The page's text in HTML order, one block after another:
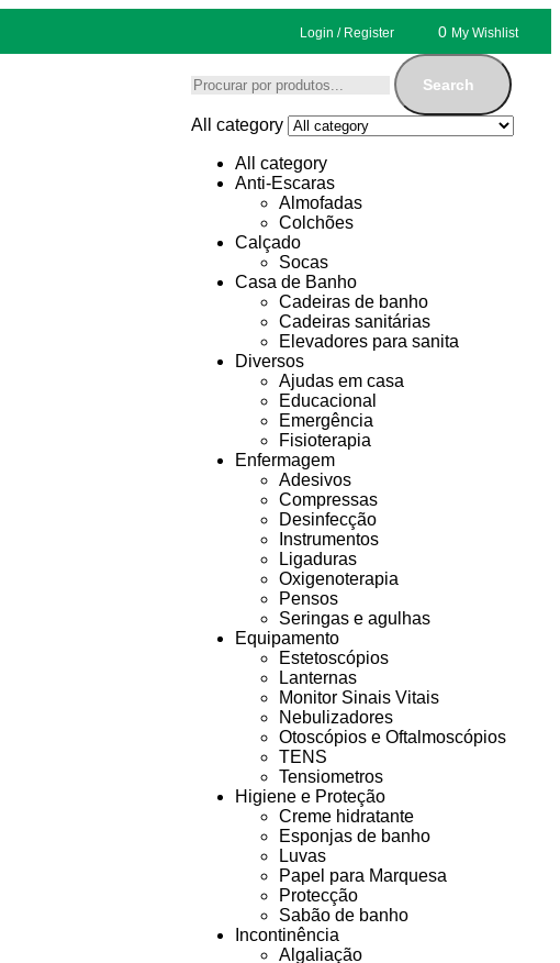
Login / Register 0 My Wishlist
Search
All category
All category
Anti-Escaras
Almofadas
Colchões
Calçado
Socas
Casa de Banho
Cadeiras de banho
Cadeiras sanitárias
Elevadores para sanita
Diversos
Ajudas em casa
Educacional
Emergência
Fisioterapia
Enfermagem
Adesivos
Compressas
Desinfecção
Instrumentos
Ligaduras
Oxigenoterapia
Pensos
Seringas e agulhas
Equipamento
Estetoscópios
Lanternas
Monitor Sinais Vitais
Nebulizadores
Otoscópios e Oftalmoscópios
TENS
Tensiometros
Higiene e Proteção
Creme hidratante
Esponjas de banho
Luvas
Papel para Marquesa
Protecção
Sabão de banho
Incontinência
Algaliação